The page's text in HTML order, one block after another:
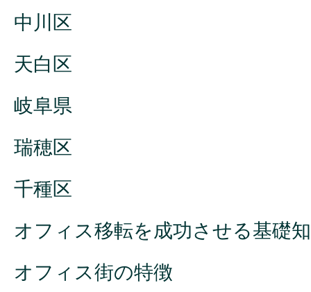
中川区
天白区
岐阜県
瑞穂区
千種区
オフィス移転を成功させる基礎
オフィス街の特徴